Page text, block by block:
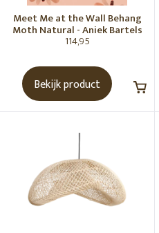
Meet Me at the Wall Behang
Moth Natural - Aniek Bartels
114,95
Bekijk product